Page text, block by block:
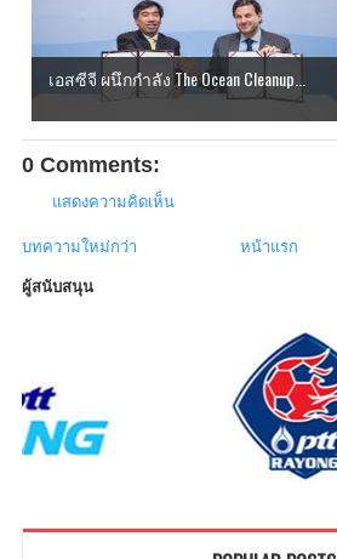
เอสซีจี ผนึกกำลัง The Ocean Cleanup...
0 Comments:
แสดงความคิดเห็น
บทความใหม่กว่า หน้าแรก
ผู้สนับสนุน